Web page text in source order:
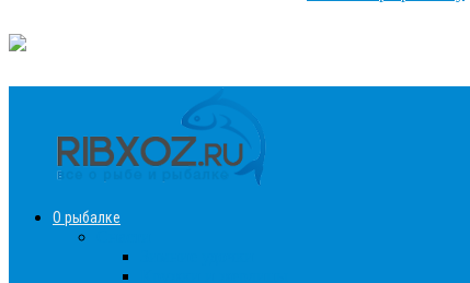
О рыбалке